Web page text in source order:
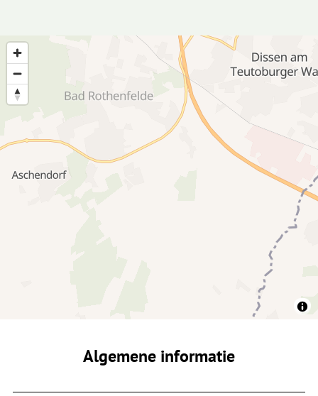
Algemene informatie